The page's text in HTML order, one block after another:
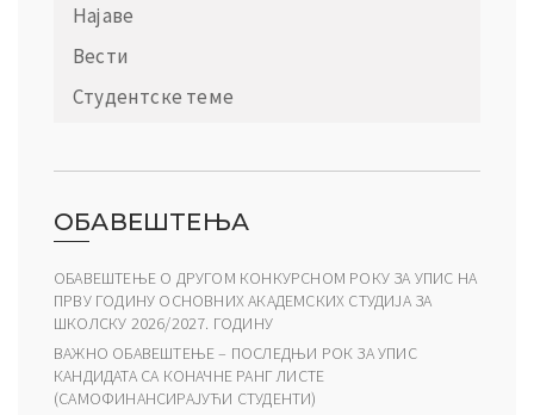
Најаве
Вести
Студентске теме
ОБАВЕШТЕЊА
ОБАВЕШТЕЊЕ О ДРУГОМ КОНКУРСНОМ РОКУ ЗА УПИС НА
ПРВУ ГОДИНУ ОСНОВНИХ АКАДЕМСКИХ СТУДИЈА ЗА
ШКОЛСКУ 2026/2027. ГОДИНУ
ВАЖНО ОБАВЕШТЕЊЕ – ПОСЛЕДЊИ РОК ЗА УПИС
КАНДИДАТА СА КОНАЧНЕ РАНГ ЛИСТЕ
(САМОФИНАНСИРАЈУЋИ СТУДЕНТИ)